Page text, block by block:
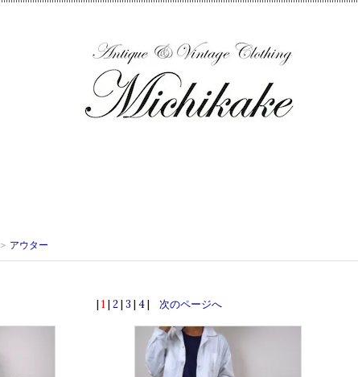
> アウター
| 1 | 2 | 3 | 4| 次のページへ